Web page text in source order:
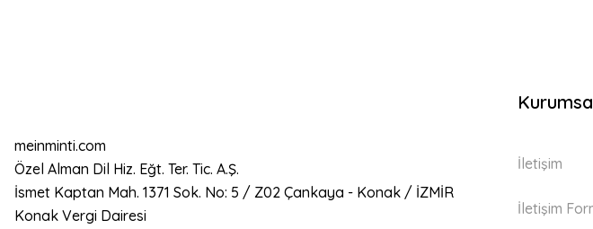
meinminti.com
Özel Alman Dil Hiz. Eğt. Ter. Tic. A.Ş.
İsmet Kaptan Mah. 1371 Sok. No: 5 / Z02 Çankaya - Konak / İZMİR
Konak Vergi Dairesi
İletişim
İletişim